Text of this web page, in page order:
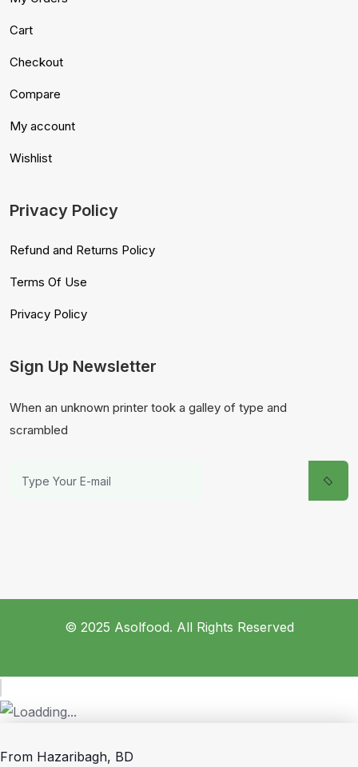
Cart
Checkout
Compare
My account
Wishlist
Privacy Policy
Refund and Returns Policy
Terms Of Use
Privacy Policy
Sign Up Newsletter
When an unknown printer took a galley of type and
scrambled
© 2025 Asolfood. All Rights Reserved
From Hazaribagh, BD